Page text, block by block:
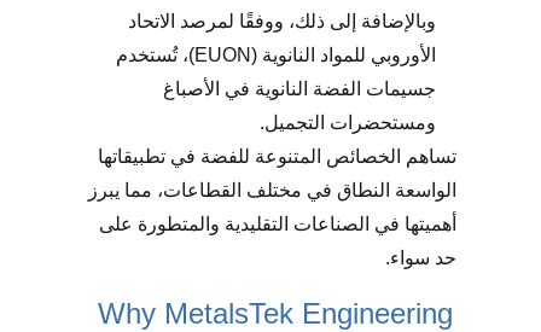
وبالإضافة إلى ذلك، ووفقًا لمرصد الاتحاد
الأوروبي للمواد النانوية (EUON)، تُستخدم
جسيمات الفضة النانوية في الأصباغ
ومستحضرات التجميل.
تساهم الخصائص المتنوعة للفضة في تطبيقاتها
الواسعة النطاق في مختلف القطاعات، مما يبرز
أهميتها في الصناعات التقليدية والمتطورة على
حد سواء.
Why MetalsTek Engineering